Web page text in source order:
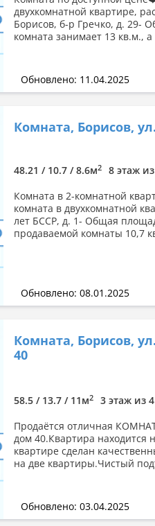
двухкомнатной квартире,
Борисов, б-р Гречко, д. 29-
комната занимает 13 кв.м., а
Обновлено: 11.04.2025
Комната, Борисов,
48.21 / 10.7 / 8.6м2
8 этаж
Комната в 2-комнатной
комната в двухкомнатной
лет БССР, д. 1- Общая
продаваемой комнаты 10,7
Обновлено: 08.01.2025
Комната, Борисов,
40
58.5 / 13.7 / 11м2
3 этаж из 4
Продаётся отличная
дом 40.Квартира находится
квартире сделан
на две квартиры.Чистый
Обновлено: 03.04.2025